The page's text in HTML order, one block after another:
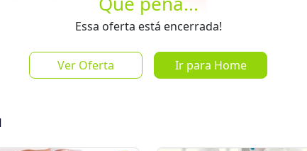
Essa oferta está encerrada!
Ver Oferta Ir para Home